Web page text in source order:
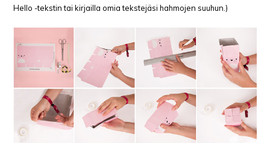
Hello -tekstin tai kirjailla omia tekstejäsi hahmojen suuhun.)